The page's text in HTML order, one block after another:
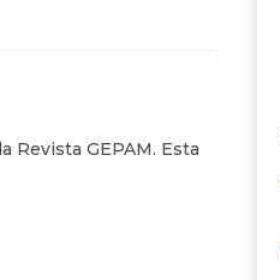
Revista GEPAM. Esta